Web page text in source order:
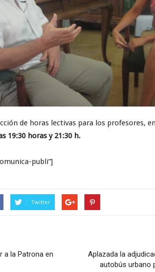
de horas lectivas para los profesores,
19:30 horas y 21:30 h.
publi”]
Twitter
a la Patrona en
Aplazada la
autobús urbano